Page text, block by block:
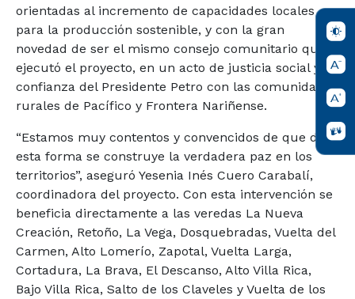
orientadas al incremento de capacidades locales
para la producción sostenible, y con la gran
novedad de ser el mismo consejo comunitario quien
ejecutó el proyecto, en un acto de justicia social y
confianza del Presidente Petro con las comunidades
rurales de Pacífico y Frontera Nariñense.
“Estamos muy contentos y convencidos de que de
esta forma se construye la verdadera paz en los
territorios”, aseguró Yesenia Inés Cuero Carabalí,
coordinadora del proyecto. Con esta intervención se
beneficia directamente a las veredas La Nueva
Creación, Retoño, La Vega, Dosquebradas, Vuelta del
Carmen, Alto Lomerío, Zapotal, Vuelta Larga,
Cortadura, La Brava, El Descanso, Alto Villa Rica,
Bajo Villa Rica, Salto de los Claveles y Vuelta de los